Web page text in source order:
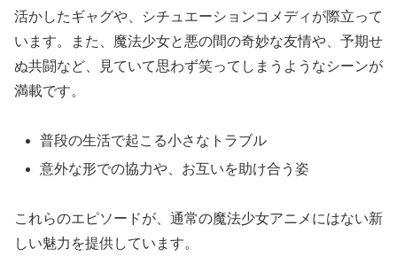
活かしたギャグや、シチュエーションコメディが際立って
います。また、魔法少女と悪の間の奇妙な友情や、予期せ
ぬ共闘など、見ていて思わず笑ってしまうようなシーンが
満載です。
普段の生活で起こる小さなトラブル
意外な形での協力や、お互いを助け合う姿
これらのエピソードが、通常の魔法少女アニメにはない新
しい魅力を提供しています。